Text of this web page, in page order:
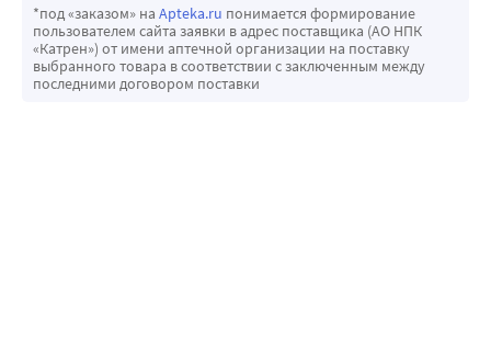
*под «заказом» на Apteka.ru понимается формирование
пользователем сайта заявки в адрес поставщика (АО НПК
«Катрен») от имени аптечной организации на поставку
выбранного товара в соответствии с заключенным между
последними договором поставки